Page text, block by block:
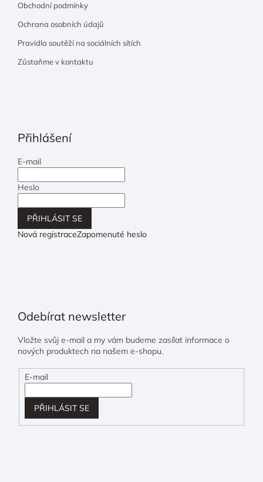
Obchodní podmínky
Ochrana osobních údajů
Pravidla soutěží na sociálních sítích
Zůstaňme v kontaktu
Přihlášení
E-mail
Heslo
PŘIHLÁSIT SE
Nová registraceZapomenuté heslo
Odebírat newsletter
Vložte svůj e-mail a my vám budeme zasílat informace o
nových produktech na našem e-shopu.
E-mail
PŘIHLÁSIT SE